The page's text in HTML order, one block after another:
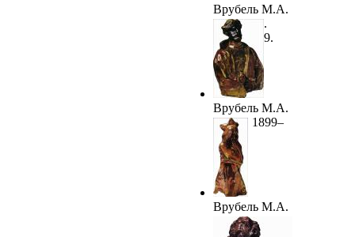
Врубель М.А.
Богатырь.
1898–1899.
ГРМ
Врубель М.А.
Садко. 1899–
1900
Врубель М.А.
Морская